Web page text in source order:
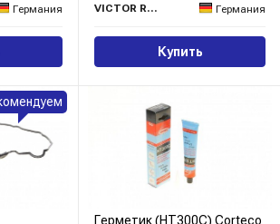
Германия
VICTOR REINZ
Германия
Купить
Герметик (HT300C) Corteco